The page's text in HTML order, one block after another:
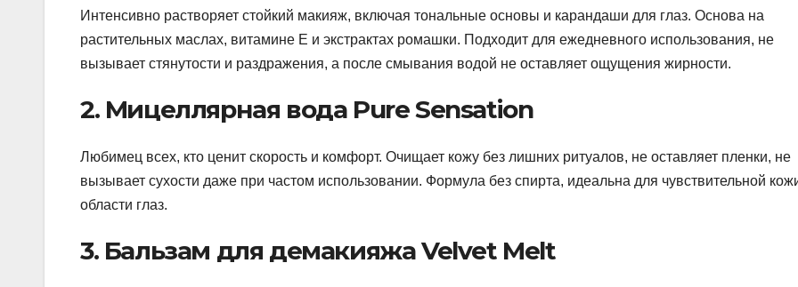
Интенсивно растворяет стойкий макияж, включая тональные основы и карандаши для глаз. Основа на
растительных маслах, витамине Е и экстрактах ромашки. Подходит для ежедневного использования, не
вызывает стянутости и раздражения, а после смывания водой не оставляет ощущения жирности.
2. Мицеллярная вода Pure Sensation
Любимец всех, кто ценит скорость и комфорт. Очищает кожу без лишних ритуалов, не оставляет пленки, не
вызывает сухости даже при частом использовании. Формула без спирта, идеальна для чувствительной
области глаз.
3. Бальзам для демакияжа Velvet Melt